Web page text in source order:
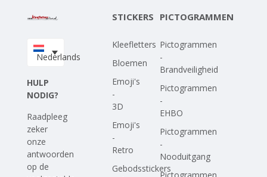
Upload je eigen ontwerp
Nederlands
HULP
NODIG?
Raadpleeg
zeker
onze
antwoorden
op de
STICKERS
Kleefletters
Bloemen
Emoji's
-
3D
Emoji's
-
Retro
Gebodsstickers
PICTOGRAMMEN
Pictogrammen
-
Brandveiligheid
Pictogrammen
-
EHBO
Pictogrammen
-
Nooduitgang